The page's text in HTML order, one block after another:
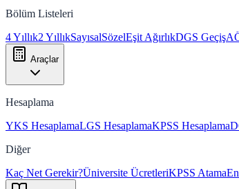
Bölüm Listeleri
4 Yıllık2 YıllıkSayısalSözelEşit AğırlıkDGS Geçiş
Araçlar
Hesaplama
YKS HesaplamaLGS HesaplamaKPSS Hesaplama
Diğer
Kaç Net Gerekir?Üniversite ÜcretleriKPSS Atama